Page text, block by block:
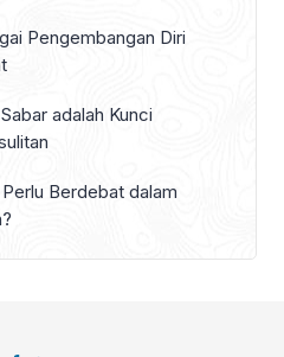
Pengembangan Diri
adalah Kunci
Berdebat dalam